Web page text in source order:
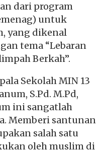
dari program
untuk
yang dikenal
tema “Lebaran
Berkah”.
Sekolah MIN 13
S.Pd. M.Pd,
ini sangatlah
Memberi santunan
salah satu
oleh muslim di